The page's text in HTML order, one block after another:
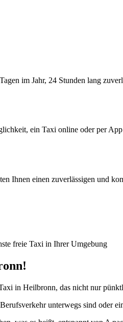
im Jahr, 24 Stunden lang
ein Taxi online oder per App
Ihnen einen zuverlässigen und
freie Taxi in Ihrer Umgebung
in Heilbronn, das nicht nur
unterwegs sind oder